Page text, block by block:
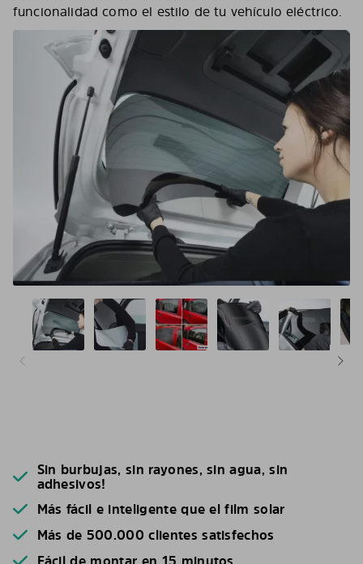
funcionalidad como el estilo de tu vehículo eléctrico.
Sin burbujas, sin rayones, sin agua, sin
adhesivos!
Más fácil e inteligente que el film solar
Más de 500.000 clientes satisfechos